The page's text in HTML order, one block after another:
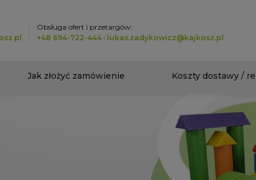
Obsługa ofert i przetargów:
+48 694-722-444I lukas.zadykowicz@kajkosz.pl
Jak złożyć zamówienie Koszty dostawy /